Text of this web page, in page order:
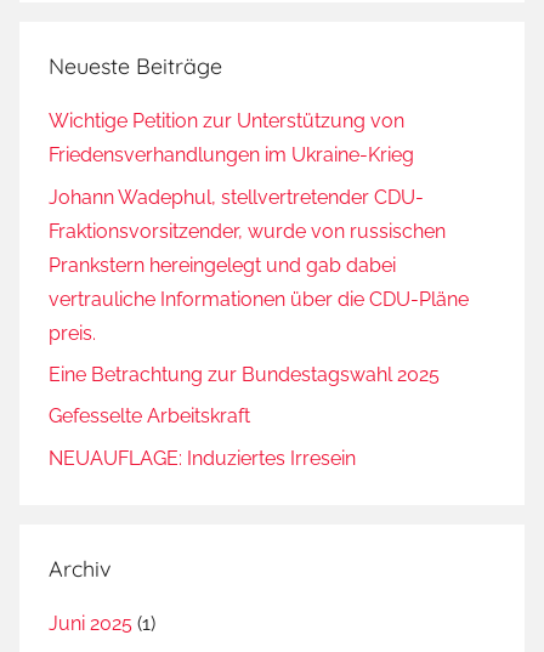
Neueste Beiträge
Wichtige Petition zur Unterstützung von
Friedensverhandlungen im Ukraine-Krieg
Johann Wadephul, stellvertretender CDU-
Fraktionsvorsitzender, wurde von russischen
Prankstern hereingelegt und gab dabei
vertrauliche Informationen über die CDU-Pläne
preis.
Eine Betrachtung zur Bundestagswahl 2025
Gefesselte Arbeitskraft
NEUAUFLAGE: Induziertes Irresein
Archiv
Juni 2025 (1)